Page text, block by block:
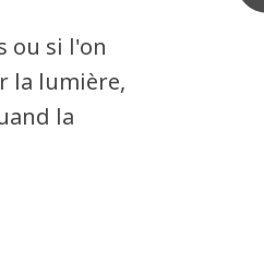
ou si l'on
la lumière,
la